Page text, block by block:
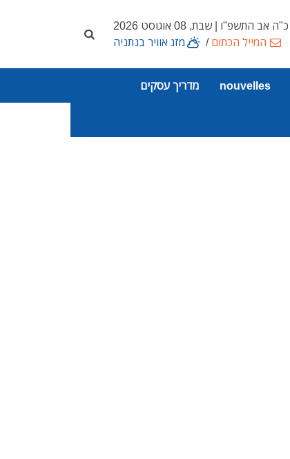
כ"ה אב התשפ"ו | שבת, 08 אוגוסט 2026
המייל הכתום/ מזג אוויר בנתניה
nouvelles מדריך עסקים